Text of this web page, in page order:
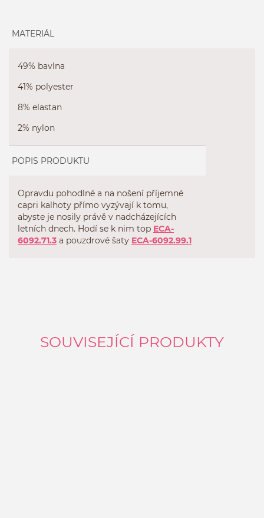
MATERIÁL
49% bavlna
41% polyester
8% elastan
2% nylon
POPIS PRODUKTU
Opravdu pohodlné a na nošení příjemné
capri kalhoty přímo vyzývají k tomu,
abyste je nosily právě v nadcházejících
letních dnech. Hodí se k nim top ECA-
6092.71.3 a pouzdrové šaty ECA-6092.99.1
SOUVISEJÍCÍ PRODUKTY